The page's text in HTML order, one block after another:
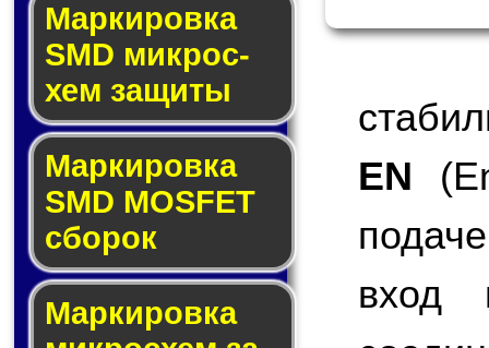
Мар­ки­ров­ка
SMD мик­рос­
хем защиты
Мар­ки­ров­ка
SMD MOSFET
сбо­рок
Мар­ки­ров­ка
EN
вход